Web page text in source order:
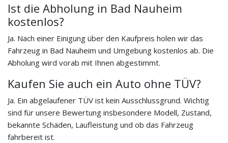
Ist die Abholung in Bad Nauheim
kostenlos?
Ja. Nach einer Einigung über den Kaufpreis holen wir das
Fahrzeug in Bad Nauheim und Umgebung kostenlos ab. Die
Abholung wird vorab mit Ihnen abgestimmt.
Kaufen Sie auch ein Auto ohne TÜV?
Ja. Ein abgelaufener TÜV ist kein Ausschlussgrund. Wichtig
sind für unsere Bewertung insbesondere Modell, Zustand,
bekannte Schäden, Laufleistung und ob das Fahrzeug
fahrbereit ist.